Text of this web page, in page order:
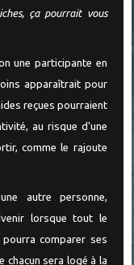
ça pourrait vous
une participante en
apparaîtrait pour
reçues pourraient
au risque d'une
comme le rajoute
autre personne,
lorsque tout le
comparer ses
chacun sera logé à la